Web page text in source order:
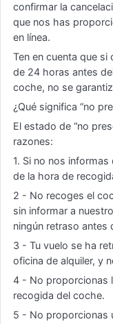
confirmar la
que nos has
en línea.
Ten en cuenta que
de 24 horas antes
coche, no se
¿Qué significa “no
El estado de “no
razones:
1. Si no nos
de la hora de
2 - No recoges el
sin informar a
ningún retraso antes
3 - Tu vuelo se ha
oficina de alquiler, y
4 - No proporcionas
recogida del coche.
5 - No proporcionas